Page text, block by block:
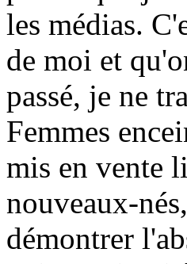
les médias.
de moi et
passé, je ne
Femmes
mis en vente
nouveaux-
démontrer